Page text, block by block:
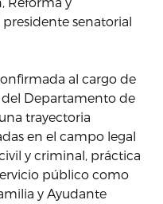
senatorial
al cargo de
Departamento de
trayectoria
en el campo legal
y criminal, práctica
público como
y Ayudante